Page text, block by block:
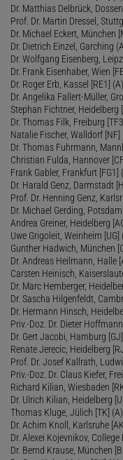
Dr. Matthias Delbrück,
Prof. Dr. Martin Dressel,
Dr. Michael Eckert, München
Dr. Dietrich Einzel, Garching
Dr. Wolfgang Eisenberg,
Dr. Frank Eisenhaber, Wien
Dr. Roger Erb, Kassel [RE1]
Dr. Angelika Fallert-Müller,
Stephan Fichtner, Heidelberg
Dr. Thomas Filk, Freiburg
Natalie Fischer, Walldorf [NF]
Dr. Thomas Fuhrmann,
Christian Fulda, Hannover
Frank Gabler, Frankfurt [FG1]
Dr. Harald Genz, Darmstadt
Prof. Dr. Henning Genz,
Dr. Michael Gerding,
Andrea Greiner, Heidelberg
Uwe Grigoleit, Weinheim [UG]
Gunther Hadwich, München
Dr. Andreas Heilmann, Halle
Carsten Heinisch,
Dr. Marc Hemberger,
Dr. Sascha Hilgenfeldt,
Dr. Hermann Hinsch,
Priv.-Doz. Dr. Dieter
Dr. Gert Jacobi, Hamburg
Renate Jerecic, Heidelberg
Prof. Dr. Josef Kallrath,
Priv.-Doz. Dr. Claus Kiefer,
Richard Kilian, Wiesbaden
Dr. Ulrich Kilian, Heidelberg
Thomas Kluge, Jülich [TK]
Dr. Achim Knoll, Karlsruhe
Dr. Alexei Kojevnikov,
Dr. Bernd Krause, München